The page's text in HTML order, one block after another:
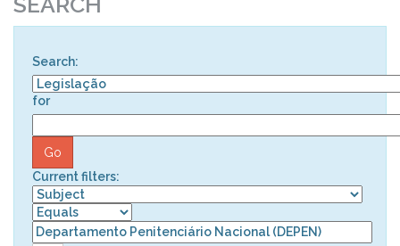
Search:
for
Current filters: